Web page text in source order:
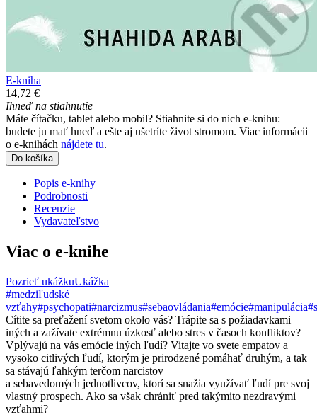
E-kniha
14,72 €
Ihneď na stiahnutie
Máte čítačku, tablet alebo mobil? Stiahnite si do nich e-knihu:
budete ju mať hneď a ešte aj ušetríte život stromom. Viac informácii
o e-knihách nájdete tu.
Do košíka
Popis e-knihy
Podrobnosti
Recenzie
Vydavateľstvo
Viac o e-knihe
Pozrieť ukážkuUkážka
#medziľudské
vzťahy#psychopati#narcizmus#sebaovládania#emócie#manipulácia
Cítite sa preťažení svetom okolo vás? Trápite sa s požiadavkami
iných a zažívate extrémnu úzkosť alebo stres v časoch konfliktov?
Vplývajú na vás emócie iných ľudí? Vitajte vo svete empatov a
vysoko citlivých ľudí, ktorým je prirodzené pomáhať druhým, a tak
sa stávajú ľahkým terčom narcistov
a sebavedomých jednotlivcov, ktorí sa snažia využívať ľudí pre svoj
vlastný prospech. Ako sa však chrániť pred takýmito nezdravými
vzťahmi?